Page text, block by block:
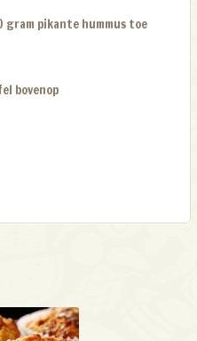
gram pikante hummus toe
bovenop